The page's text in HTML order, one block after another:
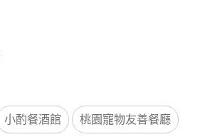
小酌餐酒館 桃園寵物友善餐廳